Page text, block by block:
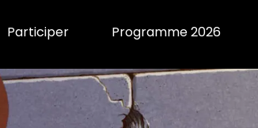
Participer Programme 2026